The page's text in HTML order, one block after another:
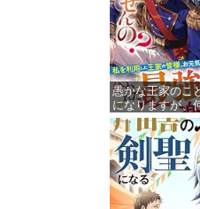
愚かな王家のこ
になりますが、
の？～婚約破棄
の完璧な人生計
SS付き】 (ベリ
ー)